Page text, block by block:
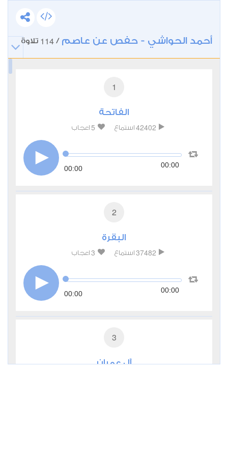
أحمد الحواشي - حفص عن عاصم /
114 تلاوة
1
الفاتحة
42402 استماع 5 اعجاب
00:00 00:00
2
البقرة
37482 استماع 3 اعجاب
00:00 00:00
3
آل عمران